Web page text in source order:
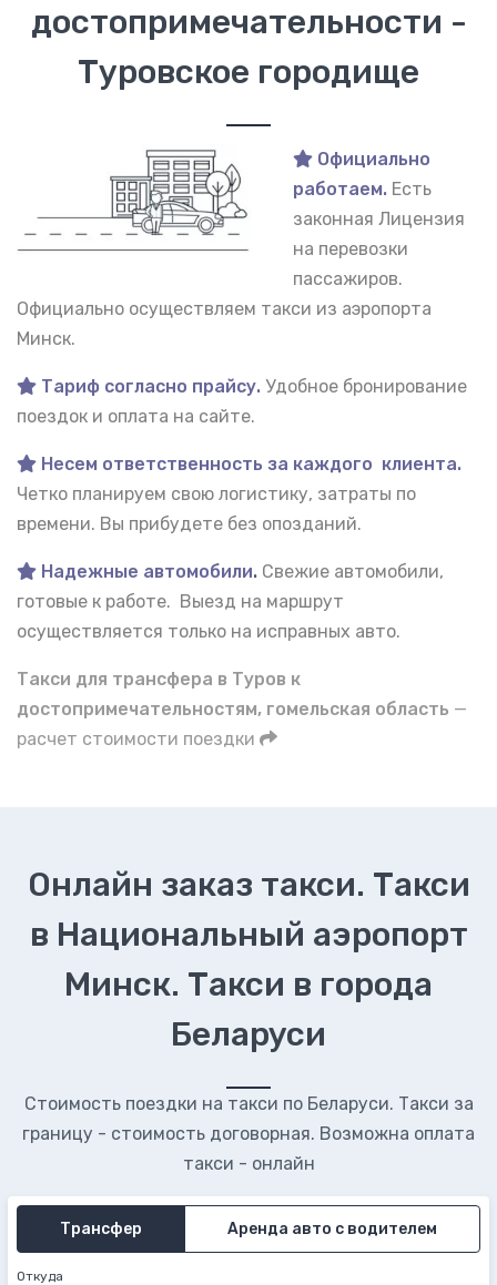
достопримечательности -
Туровское городище
Официально
работаем. Есть
законная Лицензия
на перевозки
пассажиров.
Официально осуществляем такси из аэропорта
Минск.
Тариф согласно прайсу. Удобное бронирование
поездок и оплата на сайте.
Несем ответственность за каждого клиента.
Четко планируем свою логистику, затраты по
времени. Вы прибудете без опозданий.
Надежные автомобили. Свежие автомобили,
готовые к работе. Выезд на маршрут
осуществляется только на исправных авто.
Такси для трансфера в Туров к
достопримечательностям, гомельская область —
расчет стоимости поездки
Онлайн заказ такси. Такси
в Национальный аэропорт
Минск. Такси в города
Беларуси
Стоимость поездки на такси по Беларуси. Такси за
границу - стоимость договорная. Возможна оплата
такси - онлайн
Трансфер Аренда авто с водителем
Откуда